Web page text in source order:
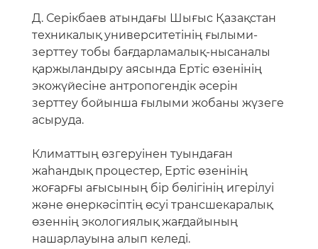
жаһандық процестер, Ертіс өзенінің
жоғарғы ағысының бір бөлігінің игерілуі
және өнеркәсіптің өсуі трансшекаралық
өзеннің экологиялық жағдайының
нашарлауына алып келеді.
Ертіс өзені Қазақстан Республикасының
Қазақстан, Абай және Павлодар
облыстарының аумағы арқылы ағып өтеді
және күшті антропогендік әсерге
ұшырайды. Соның салдарынан бірінші
кезекте судың экожүйесі зардап шегеді.